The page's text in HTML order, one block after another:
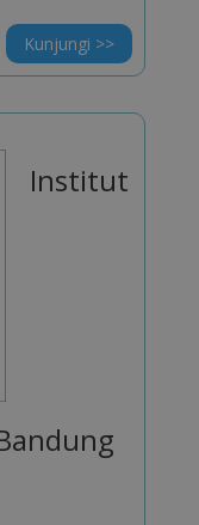
Kunjungi >>
Institut